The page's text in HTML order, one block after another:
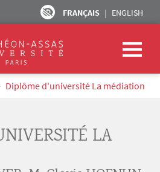
FRANÇAIS ENGLISH
Diplôme d'université La médiation
LA